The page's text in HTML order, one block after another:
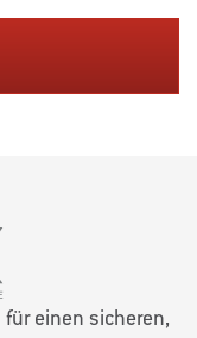
für einen sicheren,